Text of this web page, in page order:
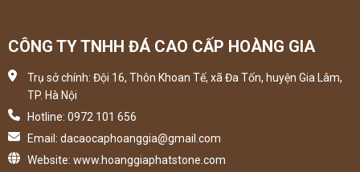
CÔNG TY TNHH ĐÁ CAO CẤP HOÀNG GIA
Trụ sở chính: Đội 16, Thôn Khoan Tế, xã Đa Tốn, huyện Gia Lâm,
TP. Hà Nội
Hotline: 0972 101 656
Email: dacaocaphoanggia@gmail.com
Website: www.hoanggiaphatstone.com